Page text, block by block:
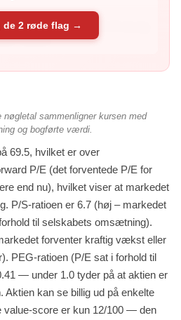
risiko): Altman Z2 er -0.41 (svag
– balan...
de 2 røde flag →
sammenligner kursen med
og bogførte værdi.
69.5, hvilket er over
P/E (det forventede P/E for
end nu), hvilket viser at markedet
P/S-ratioen er 6.7 (høj – markedet
til selskabets omsætning).
forventer kraftig vækst eller
PEG-ratioen (P/E sat i forhold til
— under 1.0 tyder på at aktien er
kan se billig ud på enkelte
value-score er kun 12/100 — den